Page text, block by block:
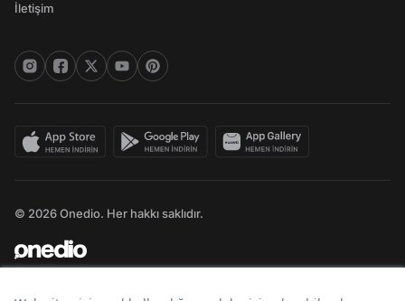
İletişim
© 2026 Onedio. Her hakkı saklıdır.